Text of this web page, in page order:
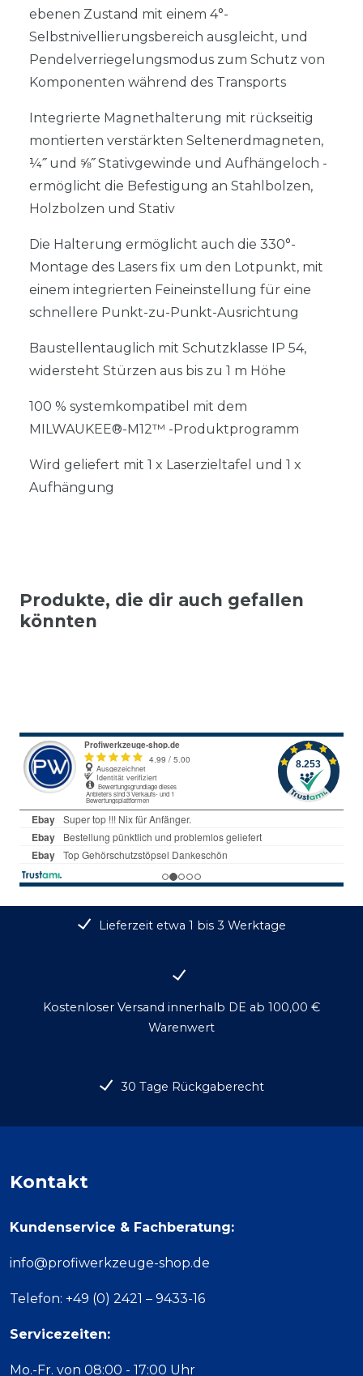
ebenen Zustand mit einem 4°-
Selbstnivellierungsbereich ausgleicht, und
Pendelverriegelungsmodus zum Schutz von
Komponenten während des Transports
Integrierte Magnethalterung mit rückseitig
montierten verstärkten Seltenerdmagneten,
¼˝ und ⅝˝ Stativgewinde und Aufhängeloch -
ermöglicht die Befestigung an Stahlbolzen,
Holzbolzen und Stativ
Die Halterung ermöglicht auch die 330°-
Montage des Lasers fix um den Lotpunkt, mit
einem integrierten Feineinstellung für eine
schnellere Punkt-zu-Punkt-Ausrichtung
Baustellentauglich mit Schutzklasse IP 54,
widersteht Stürzen aus bis zu 1 m Höhe
100 % systemkompatibel mit dem
MILWAUKEE®-M12™ -Produktprogramm
Wird geliefert mit 1 x Laserzieltafel und 1 x
Aufhängung
Produkte, die dir auch gefallen
könnten
Lieferzeit etwa 1 bis 3 Werktage
Kostenloser Versand innerhalb DE ab 100,00 €
Warenwert
30 Tage Rückgaberecht
Kontakt
Kundenservice & Fachberatung:
info@profiwerkzeuge-shop.de
Telefon: +49 (0) 2421 – 9433-16
Servicezeiten:
Mo.-Fr. von 08:00 - 17:00 Uhr